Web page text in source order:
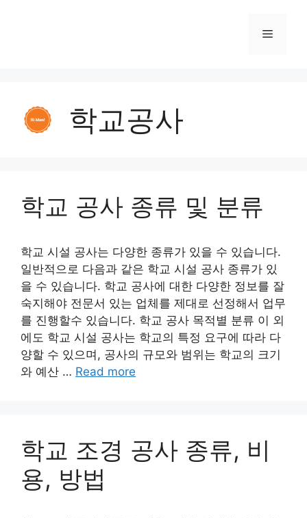
학교공사
학교 공사 종류 및 분류
학교 시설 공사는 다양한 종류가 있을 수 있습니다.
일반적으로 다음과 같은 학교 시설 공사 종류가 있
을 수 있습니다. 학교 공사에 대한 다양한 정보를 잘
숙지해야 전문서 있는 업체를 제대로 선정해서 업무
를 진행할수 있습니다. 학교 공사 목적별 분류 이 외
에도 학교 시설 공사는 학교의 특정 요구에 따라 다
양할 수 있으며, 공사의 규모와 범위는 학교의 크기
와 예산 … Read more
학교 조경 공사 종류, 비
용, 방법